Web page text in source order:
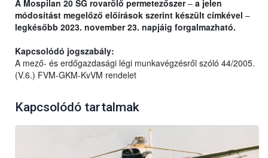
A Mospilan 20 SG rovarölő permetezőszer– a jelen
módosítást megelőző előírások szerint készült címkével –
legkésőbb 2023. november 23. napjáig forgalmazható.
Kapcsolódó jogszabály:
A mező- és erdőgazdasági légi munkavégzésről szóló 44/2005.
(V.6.) FVM-GKM-KvVM rendelet
Kapcsolódó tartalmak